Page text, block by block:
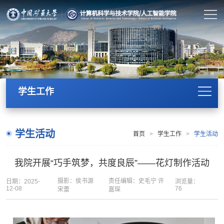
学生工作
学生活动 首页 > 学生工作 > 学生活动
我院开展“巧手筑梦，共度良辰”——花灯制作活动
日期：2025-
12-08
摄影：侯书源
宋蕾
责任编辑：史毛宁 许
嘉琛
浏览量：
76